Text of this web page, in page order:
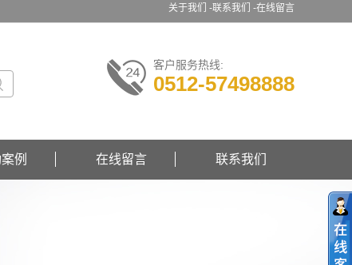
关于我们 -联系我们 -在线留言
客户服务热线:
0512-57498888
例 在线留言 联系我们